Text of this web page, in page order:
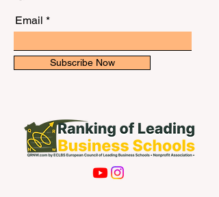
अंतर्दृष्टि से अवगत रहें। विशेष अपडेट के लिए हमारे
न्यूज़लेटर की सदस्यता लें।